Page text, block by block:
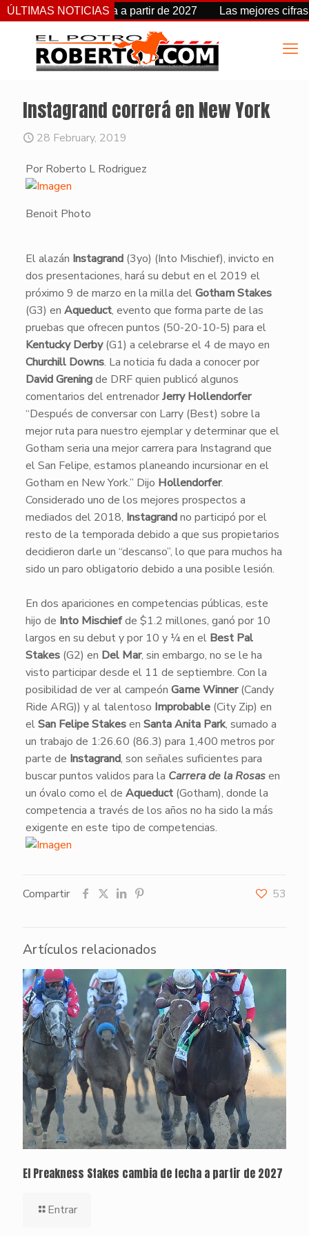
ÚLTIMAS NOTICIAS
de fecha a partir de 2027 Las mejores cifras Beyer
Instagrand correrá en New York
28 February, 2019
Por Roberto L Rodriguez
Benoit Photo
​El alazán Instagrand (3yo) (Into Mischief), invicto en
dos presentaciones, hará su debut en el 2019 el
próximo 9 de marzo en la milla delGotham Stakes
(G3) en Aqueduct, evento que forma parte de las
pruebas que ofrecen puntos (50-20-10-5) para el
Kentucky Derby(G1) a celebrarse el 4 de mayo en
Churchill Downs. La noticia fu dada a conocer por
David Greningde DRF quien publicó algunos
comentarios del entrenadorJerry Hollendorfer
“Después de conversar con Larry (Best) sobre la
mejor ruta para nuestro ejemplar y determinar que el
Gotham seria una mejor carrera para Instagrand que
el San Felipe, estamos planeando incursionar en el
Gotham en New York.” Dijo Hollendorfer.
Considerado uno de los mejores prospectos a
mediados del 2018, Instagrandno participó por el
resto de la temporada debido a que sus propietarios
decidieron darle un “descanso”, lo que para muchos ha
sido un paro obligatorio debido a una posible lesión.
​​En dos apariciones en competencias públicas, este
hijo de Into Mischiefde $1.2 millones, ganó por 10
largos en su debut y por 10 y ¼ en el Best Pal
Stakes(G2) en Del Mar, sin embargo, no se le ha
visto participar desde el 11 de septiembre. Con la
posibilidad de ver al campeón Game Winner(Candy
Ride ARG)) y al talentoso Improbable(City Zip) en
elSan Felipe Stakesen Santa Anita Park, sumado a
un trabajo de 1:26.60 (86.3) para 1,400 metros por
parte de Instagrand, son señales suficientes para
buscar puntos validos para la Carrera de la Rosasen
un óvalo como el de Aqueduct(Gotham), donde la
competencia a través de los años no ha sido la más
exigente en este tipo de competencias.
Compartir 53
Artículos relacionados
El Preakness Stakes cambia de fecha a partir de 2027
Entrar